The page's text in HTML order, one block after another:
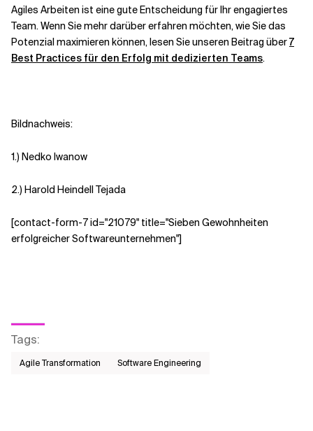
Agiles Arbeiten ist eine gute Entscheidung für Ihr engagiertes
Team. Wenn Sie mehr darüber erfahren möchten, wie Sie das
Potenzial maximieren können, lesen Sie unseren Beitrag über7
Best Practices für den Erfolg mit dedizierten Teams.
Bildnachweis:
1.) Nedko Iwanow
2.) Harold Heindell Tejada
[contact-form-7 id="21079" title="Sieben Gewohnheiten
erfolgreicher Softwareunternehmen"]
Tags:
Agile Transformation Software Engineering